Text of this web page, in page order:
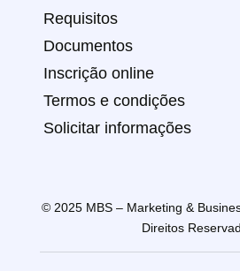
Requisitos
Documentos
Inscrição online
Termos e condições
Solicitar informações
© 2025 MBS – Marketing &
Direitos